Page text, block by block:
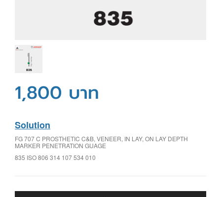
1,800 บาท
Solution
FG 707 C PROSTHETIC C&B, VENEER, IN LAY, ON LAY DEPTH
MARKER PENETRATION GUAGE
835 ISO 806 314 107 534 010